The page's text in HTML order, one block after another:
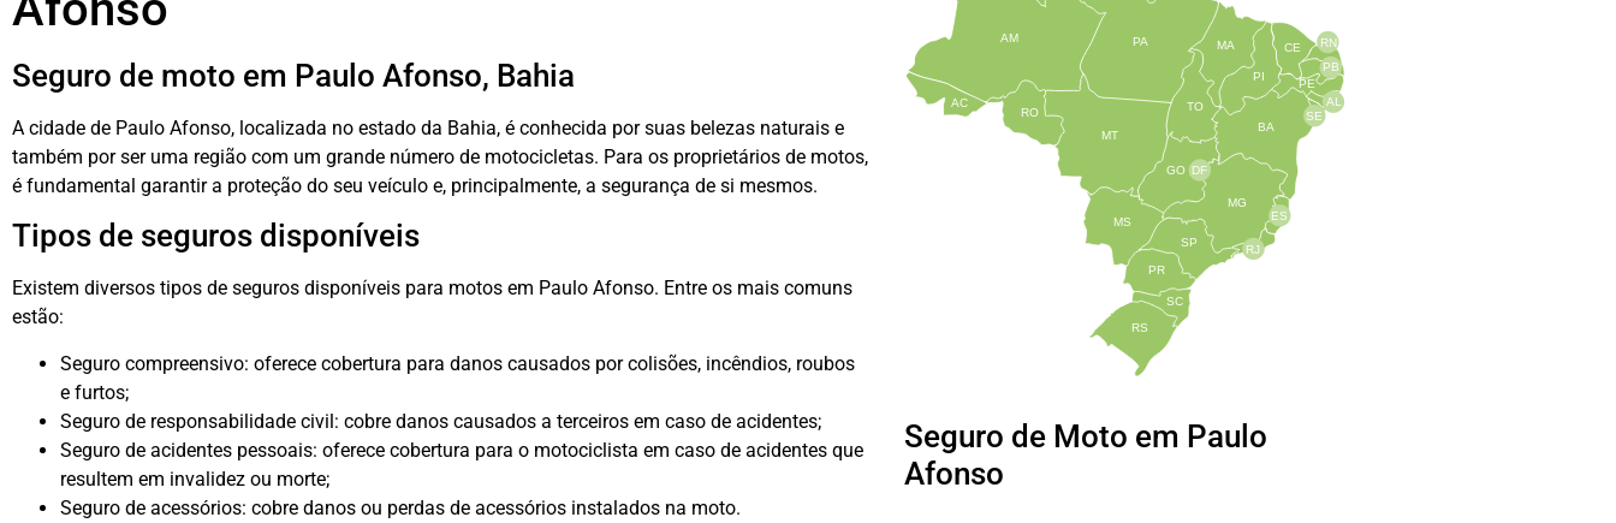
Seguro de moto em Paulo Afonso, Bahia
A cidade de Paulo Afonso, localizada no estado da Bahia, é conhecida por suas belezas naturais e
também por ser uma região com um grande número de motocicletas. Para os proprietários de motos,
é fundamental garantir a proteção do seu veículo e, principalmente, a segurança de si mesmos.
Tipos de seguros disponíveis
Existem diversos tipos de seguros disponíveis para motos em Paulo Afonso. Entre os mais comuns
estão:
Seguro compreensivo: oferece cobertura para danos causados por colisões, incêndios, roubos
e furtos;
Seguro de responsabilidade civil: cobre danos causados a terceiros em caso de acidentes;
Seguro de acidentes pessoais: oferece cobertura para o motociclista em caso de acidentes que
resultem em invalidez ou morte;
Seguro de acessórios: cobre danos ou perdas de acessórios instalados na moto.
TO
BA
SE
PE
AL
RN
CE
PI
MA
PA
AM
AC
RO
MT
MS
GO
PR
SC
RS
SP
MG
RJ
ES
DF
PB
Seguro de Moto em Paulo
Afonso